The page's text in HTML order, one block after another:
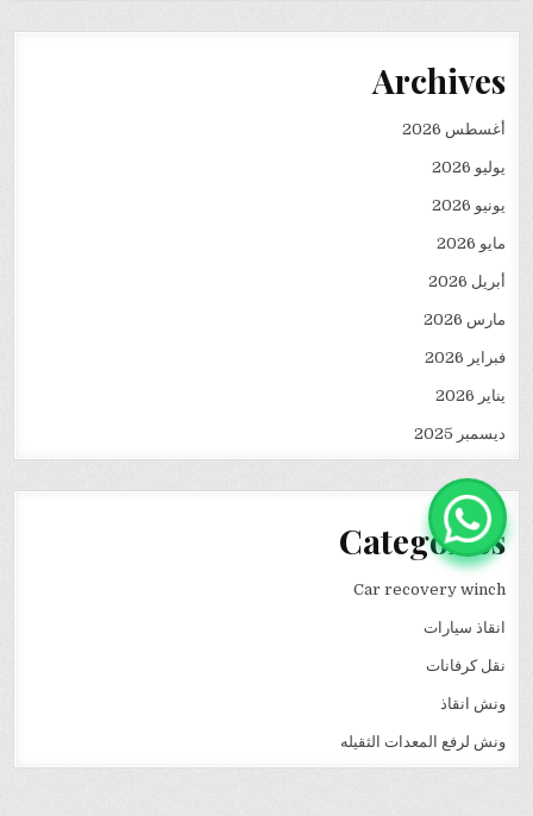
Archives
أغسطس 2026
يوليو 2026
يونيو 2026
مايو 2026
أبريل 2026
مارس 2026
فبراير 2026
يناير 2026
ديسمبر 2025
Categories
Car recovery winch
انقاذ سيارات
نقل كرفانات
ونش انقاذ
ونش لرفع المعدات الثقيله